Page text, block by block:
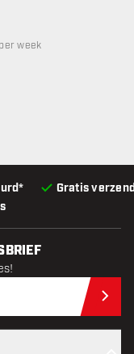
Gratis
beschikbaar
week
niet beschikbaar